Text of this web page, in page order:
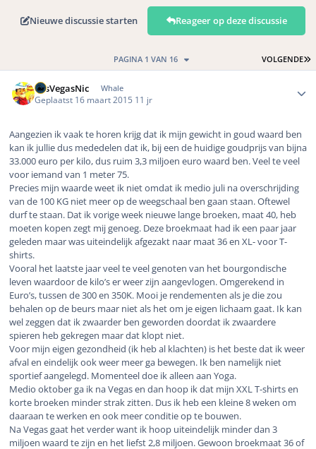
Nieuwe discussie starten Reageer op deze discussie
VOLGENDE
PAGINA 1 VAN 16
LasVegasNic Whale
Geplaatst 16 maart 2015 11 jr
Aangezien ik vaak te horen krijg dat ik mijn gewicht in goud waard ben
kan ik jullie dus mededelen dat ik, bij een de huidige goudprijs van bijna
33.000 euro per kilo, dus ruim 3,3 miljoen euro waard ben. Veel te veel
voor iemand van 1 meter 75.
Precies mijn waarde weet ik niet omdat ik medio juli na overschrijding
van de 100 KG niet meer op de weegschaal ben gaan staan. Oftewel
durf te staan. Dat ik vorige week nieuwe lange broeken, maat 40, heb
moeten kopen zegt mij genoeg. Deze broekmaat had ik een paar jaar
geleden maar was uiteindelijk afgezakt naar maat 36 en XL- voor T-
shirts.
Vooral het laatste jaar veel te veel genoten van het bourgondische
leven waardoor de kilo’s er weer zijn aangevlogen. Omgerekend in
Euro’s, tussen de 300 en 350K. Mooi je rendementen als je die zou
behalen op de beurs maar niet als het om je eigen lichaam gaat. Ik kan
wel zeggen dat ik zwaarder ben geworden doordat ik zwaardere
spieren heb gekregen maar dat klopt niet.
Voor mijn eigen gezondheid (ik heb al klachten) is het beste dat ik weer
afval en eindelijk ook weer meer ga bewegen. Ik ben namelijk niet
sportief aangelegd. Momenteel doe ik alleen aan Yoga.
Medio oktober ga ik na Vegas en dan hoop ik dat mijn XXL T-shirts en
korte broeken minder strak zitten. Dus ik heb een kleine 8 weken om
daaraan te werken en ook meer conditie op te bouwen.
Na Vegas gaat het verder want ik hoop uiteindelijk minder dan 3
miljoen waard te zijn en het liefst 2,8 miljoen. Gewoon broekmaat 36 of